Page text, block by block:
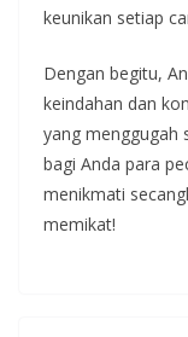
keunikan setiap
Dengan begitu,
keindahan dan
yang menggugah
bagi Anda para
menikmati
memikat!